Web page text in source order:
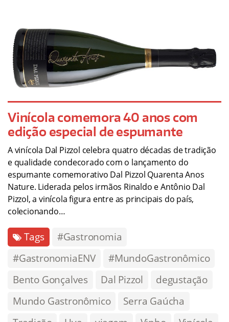
Vinícola comemora 40 anos com
edição especial de espumante
A vinícola Dal Pizzol celebra quatro décadas de tradição
e qualidade condecorado com o lançamento do
espumante comemorativo Dal Pizzol Quarenta Anos
Nature. Liderada pelos irmãos Rinaldo e Antônio Dal
Pizzol, a vinícola figura entre as principais do país,
colecionando…
Tags
#Gastronomia
#GastronomiaENV
#MundoGastronômico
Bento Gonçalves
Dal Pizzol
degustação
Mundo Gastronômico
Serra Gaúcha